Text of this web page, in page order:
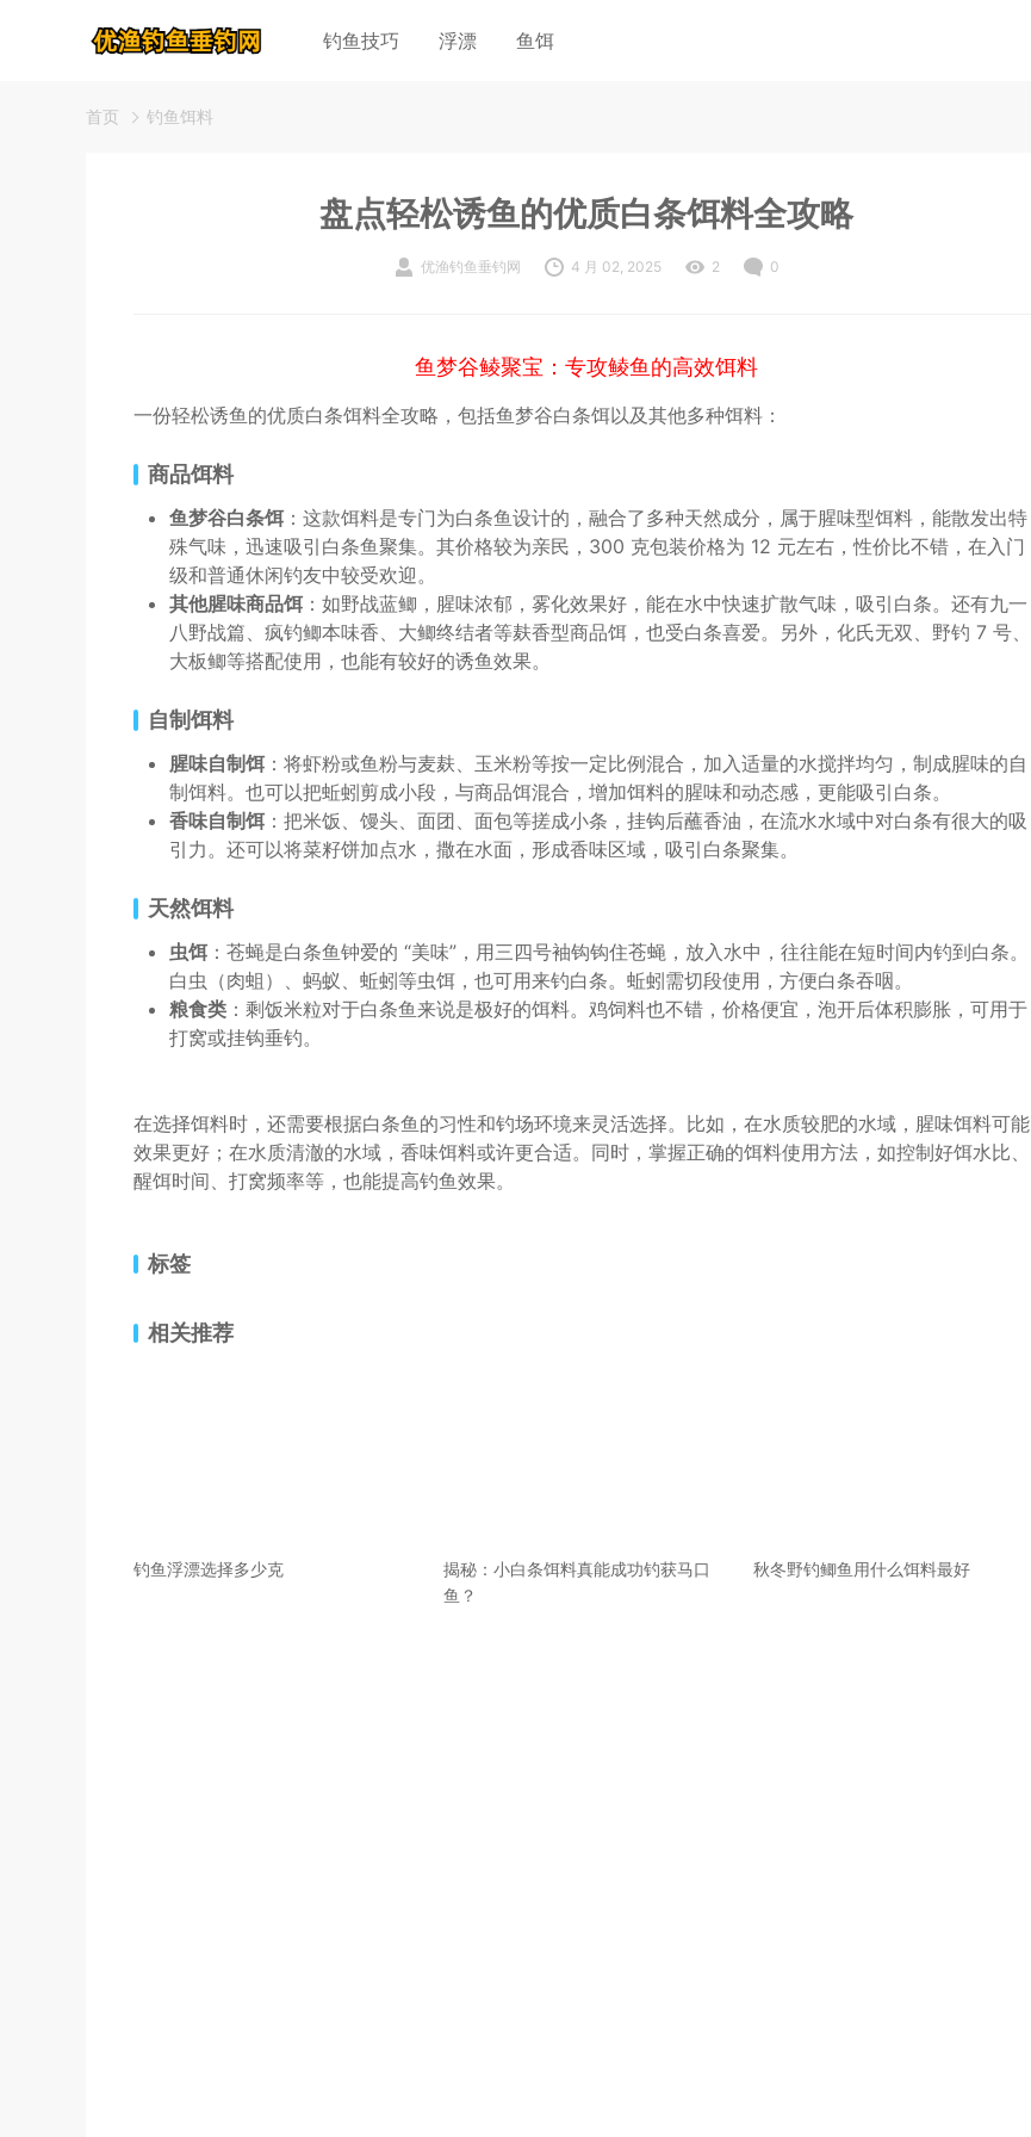
钓鱼技巧 浮漂 鱼饵
首页 钓鱼饵料
盘点轻松诱鱼的优质白条饵料全攻略
优渔钓鱼垂钓网 4 月 02, 2025 2 0
鱼梦谷鲮聚宝：专攻鲮鱼的高效饵料
一份轻松诱鱼的优质白条饵料全攻略，包括鱼梦谷白条饵以及其他多种饵料：
商品饵料
鱼梦谷白条饵 ：这款饵料是专门为白条鱼设计的，融合了多种天然成分，属于腥味型饵料，能散发出特
殊气味，迅速吸引白条鱼聚集。其价格较为亲民，300 克包装价格为 12 元左右，性价比不错，在入门
级和普通休闲钓友中较受欢迎。
其他腥味商品饵 ：如野战蓝鲫，腥味浓郁，雾化效果好，能在水中快速扩散气味，吸引白条。还有九一
八野战篇、疯钓鲫本味香、大鲫终结者等麸香型商品饵，也受白条喜爱。另外，化氏无双、野钓 7 号、
大板鲫等搭配使用，也能有较好的诱鱼效果。
自制饵料
腥味自制饵 ：将虾粉或鱼粉与麦麸、玉米粉等按一定比例混合，加入适量的水搅拌均匀，制成腥味的自
制饵料。也可以把蚯蚓剪成小段，与商品饵混合，增加饵料的腥味和动态感，更能吸引白条。
香味自制饵 ：把米饭、馒头、面团、面包等搓成小条，挂钩后蘸香油，在流水水域中对白条有很大的吸
引力。还可以将菜籽饼加点水，撒在水面，形成香味区域，吸引白条聚集。
天然饵料
虫饵 ：苍蝇是白条鱼钟爱的 “美味”，用三四号袖钩钩住苍蝇，放入水中，往往能在短时间内钓到白条。
白虫（肉蛆）、蚂蚁、蚯蚓等虫饵，也可用来钓白条。蚯蚓需切段使用，方便白条吞咽。
粮食类 ：剩饭米粒对于白条鱼来说是极好的饵料。鸡饲料也不错，价格便宜，泡开后体积膨胀，可用于
打窝或挂钩垂钓。
在选择饵料时，还需要根据白条鱼的习性和钓场环境来灵活选择。比如，在水质较肥的水域，腥味饵料可能
效果更好；在水质清澈的水域，香味饵料或许更合适。同时，掌握正确的饵料使用方法，如控制好饵水比、
醒饵时间、打窝频率等，也能提高钓鱼效果。
标签
相关推荐
钓鱼浮漂选择多少克
揭秘：小白条饵料真能成功钓获马口
鱼？
秋冬野钓鲫鱼用什么饵料最好